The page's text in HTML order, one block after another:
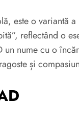
este o variantă
reflectând o
un nume cu o
și